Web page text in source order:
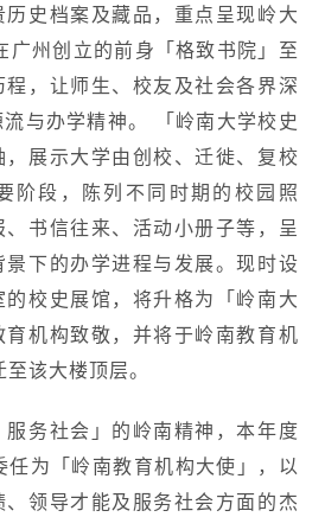
史档案及藏品，重点呈现岭大
广州创立的前身「格致书院」至
，让师生、校友及社会各界深
与办学精神。 「岭南大学校史
展示大学由创校、迁徙、复校
阶段，陈列不同时期的校园照
书信往来、活动小册子等，呈
下的办学进程与发展。现时设
校史展馆，将升格为「岭南大
机构致敬，并将于岭南教育机
该大楼顶层。
务社会」的岭南精神，本年度
为「岭南教育机构大使」，以
领导才能及服务社会方面的杰